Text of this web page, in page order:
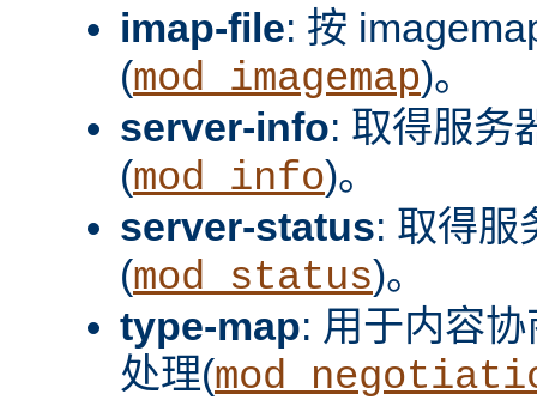
imap-file: 按
(mod_imagemap)。
server-info: 取得服务
(mod_info)。
server-status: 取得服
(mod_status)。
type-map: 用于内容
处理(